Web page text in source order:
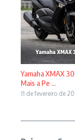
Yamaha XMAX
Mais a Pe ...
11 de fevereiro de